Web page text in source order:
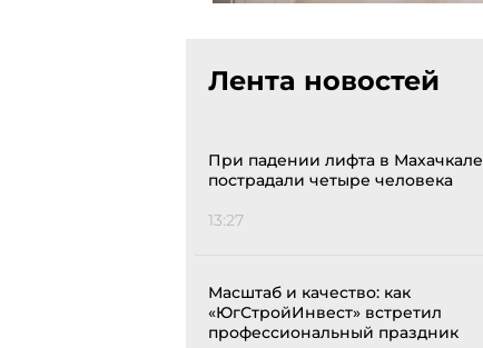
Лента новостей
При падении лифта в Махачкале
пострадали четыре человека
13:27
Масштаб и качество: как
«ЮгСтройИнвест» встретил
профессиональный праздник